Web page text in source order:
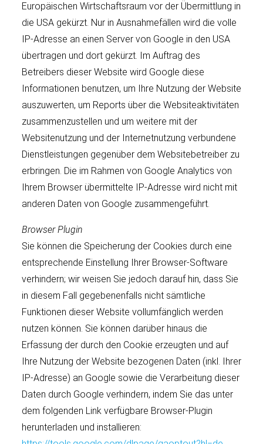
Europäischen Wirtschaftsraum vor der Übermittlung in
die USA gekürzt. Nur in Ausnahmefällen wird die volle
IP-Adresse an einen Server von Google in den USA
übertragen und dort gekürzt. Im Auftrag des
Betreibers dieser Website wird Google diese
Informationen benutzen, um Ihre Nutzung der Website
auszuwerten, um Reports über die Websiteaktivitäten
zusammenzustellen und um weitere mit der
Websitenutzung und der Internetnutzung verbundene
Dienstleistungen gegenüber dem Websitebetreiber zu
erbringen. Die im Rahmen von Google Analytics von
Ihrem Browser übermittelte IP-Adresse wird nicht mit
anderen Daten von Google zusammengeführt.
Browser Plugin
Sie können die Speicherung der Cookies durch eine
entsprechende Einstellung Ihrer Browser-Software
verhindern; wir weisen Sie jedoch darauf hin, dass Sie
in diesem Fall gegebenenfalls nicht sämtliche
Funktionen dieser Website vollumfänglich werden
nutzen können. Sie können darüber hinaus die
Erfassung der durch den Cookie erzeugten und auf
Ihre Nutzung der Website bezogenen Daten (inkl. Ihrer
IP-Adresse) an Google sowie die Verarbeitung dieser
Daten durch Google verhindern, indem Sie das unter
dem folgenden Link verfügbare Browser-Plugin
herunterladen und installieren: